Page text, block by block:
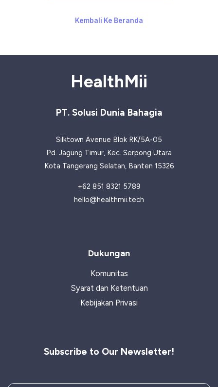
Kembali Ke Beranda
HealthMii
PT. Solusi Dunia Bahagia
Silktown Avenue Blok RK/5A-05
Pd. Jagung Timur, Kec. Serpong Utara
Kota Tangerang Selatan, Banten 15326
+62 851 8321 5789
hello@healthmii.tech
Dukungan
Komunitas
Syarat dan Ketentuan
Kebijakan Privasi
Subscribe to Our Newsletter!